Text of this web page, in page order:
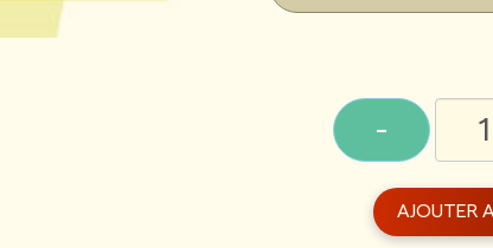
-
AJOUTER